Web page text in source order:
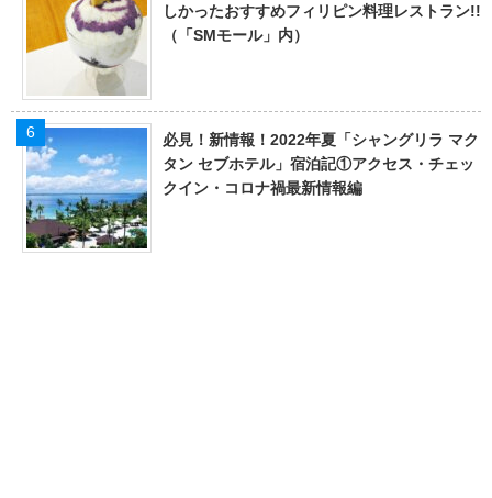
しかったおすすめフィリピン料理レストラン!!
（「SMモール」内）
必見！新情報！2022年夏「シャングリラ マク
タン セブホテル」宿泊記①アクセス・チェッ
クイン・コロナ禍最新情報編